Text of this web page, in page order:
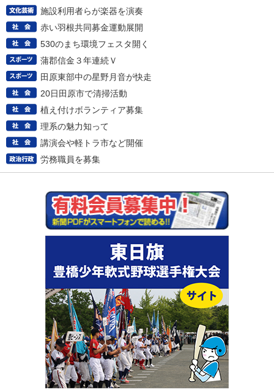
施設利用者らが楽器を演奏
赤い羽根共同募金運動展開
530のまち環境フェスタ開く
蒲郡信金３年連続Ｖ
田原東部中の星野月音が快走
20日田原市で清掃活動
植え付けボランティア募集
理系の魅力知って
講演会や軽トラ市など開催
労務職員を募集